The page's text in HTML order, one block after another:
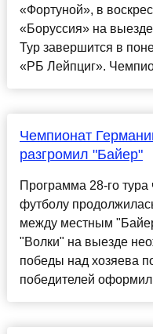
«Фортуной», в
«Боруссия» на
Тур завершится в
«РБ Лейпциг».
Чемпионат
разгромил "Байер"
Программа 28-го
футболу
между местным
"Волки" на выезде
победы над хозяева
победителей